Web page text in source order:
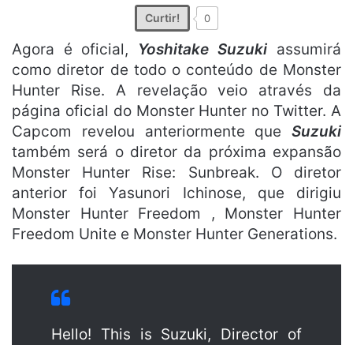
Curtir! 0
Agora é oficial, Yoshitake Suzuki assumirá
como diretor de todo o conteúdo de Monster
Hunter Rise. A revelação veio através da
página oficial do Monster Hunter no Twitter. A
Capcom revelou anteriormente que Suzuki
também será o diretor da próxima expansão
Monster Hunter Rise: Sunbreak. O diretor
anterior foi Yasunori Ichinose, que dirigiu
Monster Hunter Freedom , Monster Hunter
Freedom Unite e Monster Hunter Generations.
Hello! This is Suzuki, Director of